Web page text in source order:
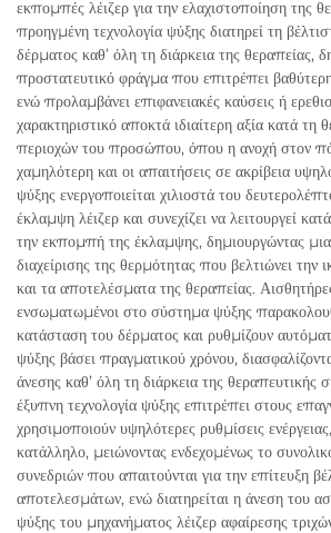
εκπομπές λέιζερ για την ελαχιστοποίηση της
προηγμένη τεχνολογία ψύξης διατηρεί τη
δέρματος καθ’ όλη τη διάρκεια της θεραπείας,
προστατευτικό φράγμα που επιτρέπει
ενώ προλαμβάνει επιφανειακές καύσεις ή
χαρακτηριστικό αποκτά ιδιαίτερη αξία κατά τη
περιοχών του προσώπου, όπου η ανοχή στον
χαμηλότερη και οι απαιτήσεις σε ακρίβεια
ψύξης ενεργοποιείται χιλιοστά του
έκλαμψη λέιζερ και συνεχίζει να λειτουργεί
την εκπομπή της έκλαμψης, δημιουργώντας
διαχείρισης της θερμότητας που βελτιώνει την
και τα αποτελέσματα της θεραπείας.
ενσωματωμένοι στο σύστημα ψύξης
κατάσταση του δέρματος και ρυθμίζουν
ψύξης βάσει πραγματικού χρόνου,
άνεσης καθ’ όλη τη διάρκεια της θεραπευτικής
έξυπνη τεχνολογία ψύξης επιτρέπει στους
χρησιμοποιούν υψηλότερες ρυθμίσεις
κατάλληλο, μειώνοντας ενδεχομένως το
συνεδριών που απαιτούνται για την επίτευξη
αποτελεσμάτων, ενώ διατηρείται η άνεση του
ψύξης του μηχανήματος λέιζερ αφαίρεσης